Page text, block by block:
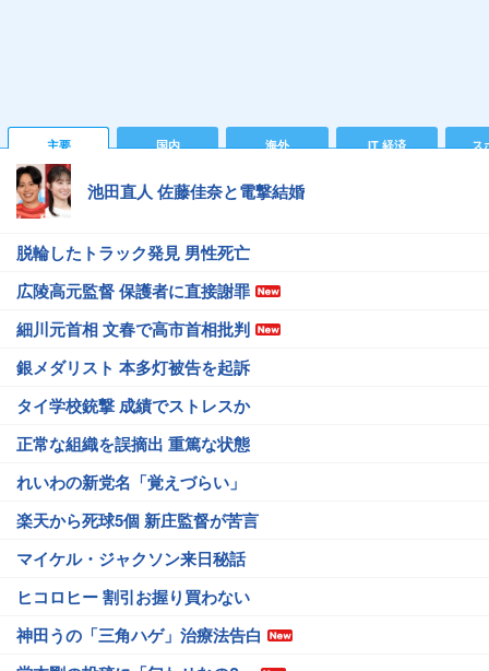
主要 国内 海外 IT 経済 ス
池田直人 佐藤佳奈と電撃結婚
脱輪したトラック発見 男性死亡
広陵高元監督 保護者に直接謝罪
細川元首相 文春で高市首相批判
銀メダリスト 本多灯被告を起訴
タイ学校銃撃 成績でストレスか
正常な組織を誤摘出 重篤な状態
れいわの新党名「覚えづらい」
楽天から死球5個 新庄監督が苦言
マイケル・ジャクソン来日秘話
ヒコロヒー 割引お握り買わない
神田うの「三角ハゲ」治療法告白